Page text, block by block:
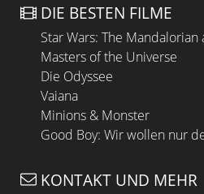
DIE BESTEN FILME
Star Wars: The Mandalorian
Masters of the Universe
Die Odyssee
Vaiana
Minions & Monster
Good Boy: Wir wollen nur
KONTAKT UND MEHR